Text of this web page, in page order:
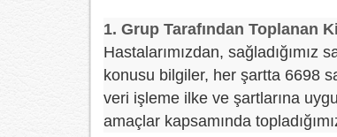
1. Grup Tarafından Toplanan
Hastalarımızdan,
konusu bilgiler, her şartta 6698
veri işleme ilke ve şartlarına
amaçlar kapsamında